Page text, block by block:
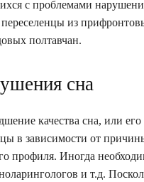
с проблемами
из
полтавчан.
сна
качества сна, или его
в зависимости от
профиля. Иногда
и т.д.